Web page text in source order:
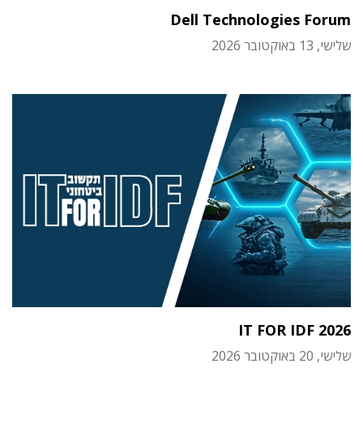
Dell Technologies Forum
שלישי, 13 באוקטובר 2026
IT FOR IDF 2026
שלישי, 20 באוקטובר 2026